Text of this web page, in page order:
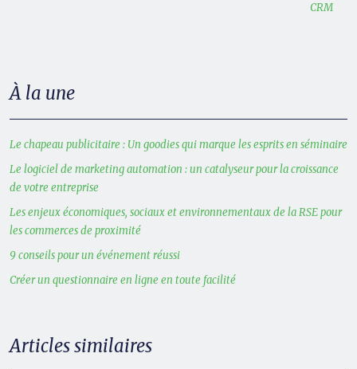
CRM
À la une
Le chapeau publicitaire : Un goodies qui marque les esprits en séminaire
Le logiciel de marketing automation : un catalyseur pour la croissance
de votre entreprise
Les enjeux économiques, sociaux et environnementaux de la RSE pour
les commerces de proximité
9 conseils pour un événement réussi
Créer un questionnaire en ligne en toute facilité
Articles similaires